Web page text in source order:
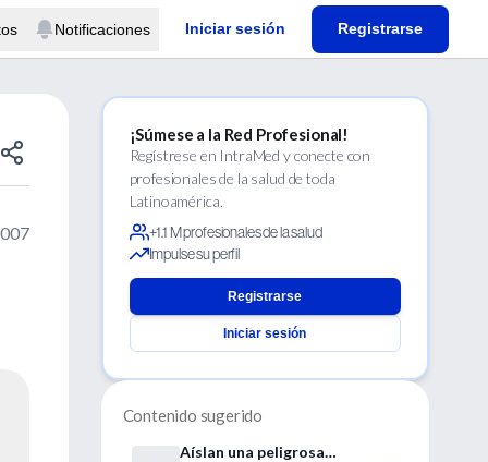
Notificaciones Iniciar sesión Registrarse
¡Súmese a la Red Profesional!
Regístrese en IntraMed y conecte con
profesionales de la salud de toda
Latinoamérica.
+1.1 M profesionales de la salud
Impulse su perfil
Registrarse
Iniciar sesión
Contenido sugerido
Aíslan una peligrosa